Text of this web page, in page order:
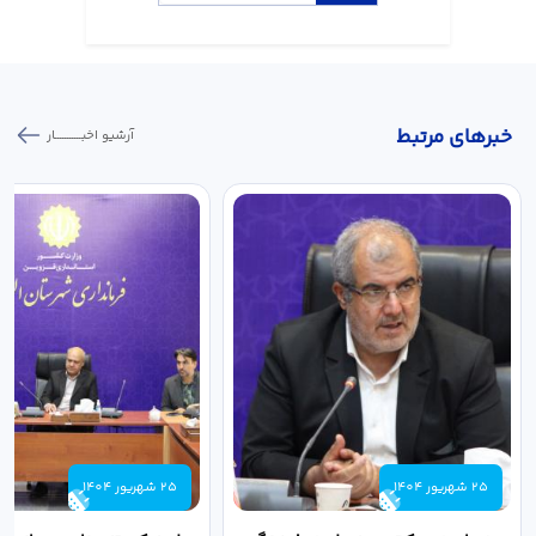
خبر‌های مرتبط آرشیو اخبـــــــــــار
25 شهریور 1404 25 شهریور 1404